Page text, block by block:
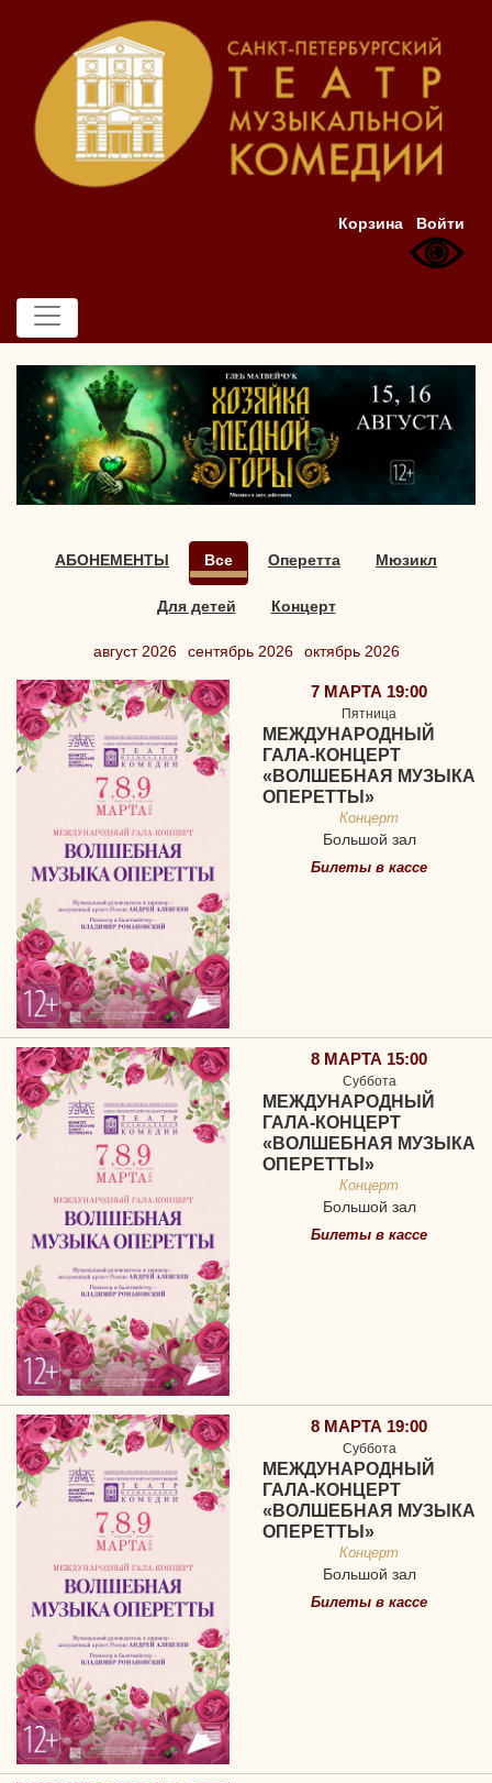
Корзина Войти
АБОНЕМЕНТЫ Все Оперетта Мюзикл
Для детей Концерт
август 2026 сентябрь 2026 октябрь 2026
7 МАРТА 19:00
Пятница
МЕЖДУНАРОДНЫЙ
ГАЛА-КОНЦЕРТ
«ВОЛШЕБНАЯ МУЗЫКА
ОПЕРЕТТЫ»
Концерт
Большой зал
Билеты в кассе
8 МАРТА 15:00
Суббота
МЕЖДУНАРОДНЫЙ
ГАЛА-КОНЦЕРТ
«ВОЛШЕБНАЯ МУЗЫКА
ОПЕРЕТТЫ»
Концерт
Большой зал
Билеты в кассе
8 МАРТА 19:00
Суббота
МЕЖДУНАРОДНЫЙ
ГАЛА-КОНЦЕРТ
«ВОЛШЕБНАЯ МУЗЫКА
ОПЕРЕТТЫ»
Концерт
Большой зал
Билеты в кассе